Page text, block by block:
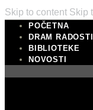
Skip to content Skip
POČETNA
DRAM RADOSTI
BIBLIOTEKE
NOVOSTI